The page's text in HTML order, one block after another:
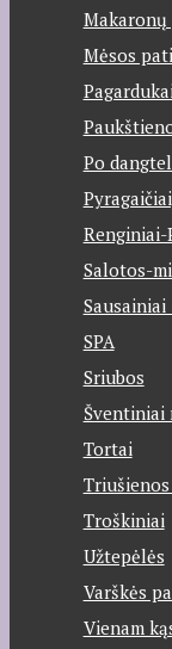
Mėsos
Po
Salotos-
SPA
Sriubos
Šventiniai
Tortai
Troškiniai
Užtepėlės
Varškės
Vienam